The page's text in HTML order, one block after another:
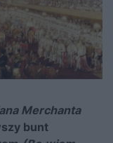
Merchanta
bunt